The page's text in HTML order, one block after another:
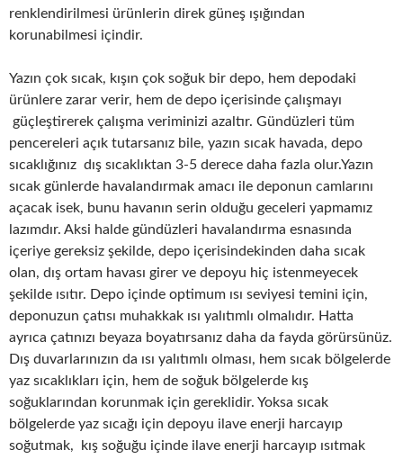
renklendirilmesi ürünlerin direk güneş ışığından
korunabilmesi içindir.
Yazın çok sıcak, kışın çok soğuk bir depo, hem depodaki
ürünlere zarar verir, hem de depo içerisinde çalışmayı
güçleştirerek çalışma veriminizi azaltır. Gündüzleri tüm
pencereleri açık tutarsanız bile, yazın sıcak havada, depo
sıcaklığınız dış sıcaklıktan 3-5 derece daha fazla olur.Yazın
sıcak günlerde havalandırmak amacı ile deponun camlarını
açacak isek, bunu havanın serin olduğu geceleri yapmamız
lazımdır. Aksi halde gündüzleri havalandırma esnasında
içeriye gereksiz şekilde, depo içerisindekinden daha sıcak
olan, dış ortam havası girer ve depoyu hiç istenmeyecek
şekilde ısıtır. Depo içinde optimum ısı seviyesi temini için,
deponuzun çatısı muhakkak ısı yalıtımlı olmalıdır. Hatta
ayrıca çatınızı beyaza boyatırsanız daha da fayda görürsünüz.
Dış duvarlarınızın da ısı yalıtımlı olması, hem sıcak bölgelerde
yaz sıcaklıkları için, hem de soğuk bölgelerde kış
soğuklarından korunmak için gereklidir. Yoksa sıcak
bölgelerde yaz sıcağı için depoyu ilave enerji harcayıp
soğutmak, kış soğuğu içinde ilave enerji harcayıp ısıtmak